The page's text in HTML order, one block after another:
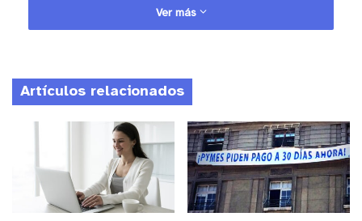
hoy la comuna de Quillota, entre ellas, la próxima
implementación del Plan de Gestión Tránsito a
altura de San Pedro.
Anuncio Patrocinado
El equipo municipal pudo conocer cómo funciona el
Centro de Control de la UOCT, que actualmente
aborda -mediante cámaras- el monitoreo y
Ver más
Artículos relacionados